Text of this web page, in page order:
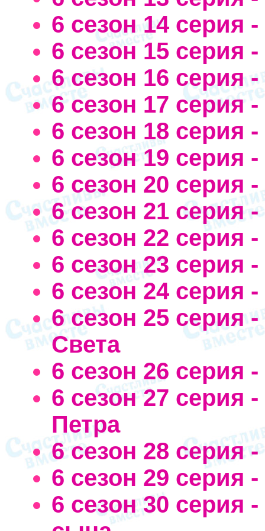
6 сезон 14 серия
6 сезон 15 серия
6 сезон 16 серия
6 сезон 17 серия
6 сезон 18 серия
6 сезон 19 серия
6 сезон 20 серия
6 сезон 21 серия
6 сезон 22 серия
6 сезон 23 серия
6 сезон 24 серия
6 сезон 25 серия
Света
6 сезон 26 серия
6 сезон 27 серия
Петра
6 сезон 28 серия
6 сезон 29 серия
6 сезон 30 серия